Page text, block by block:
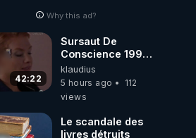
Why this ad?
42:22
Sursaut De
Conscience 1998
- toujours
d'actualité ....Au
Dela Du Réel
klaudius
5 hours ago
112
views
Le scandale des
livres détruits